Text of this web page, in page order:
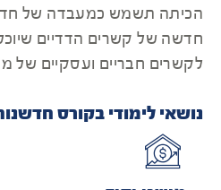
הכיתה תשמש כמעבדה של
חדשה של קשרים הדדיים
לקשרים חבריים ועסקיים של
נושאי לימודי בקורס